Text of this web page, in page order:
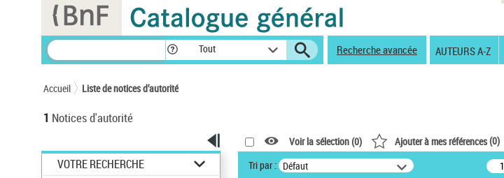
Tout Recherche avancée AUTEURS A-Z
Accueil Liste de notices d’autorité
1 Notices d'autorité
VOTRE RECHERCHE
Voir la sélection (0) Ajouter à mes références(0)
Tri par : Défaut
Panneau de gestion des cookies